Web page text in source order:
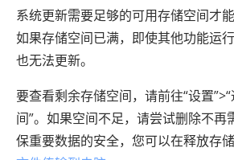
系统更新需要足够的可用存储空间才
如果存储空间已满，即使其他功能运
也无法更新。
要查看剩余存储空间，请前往“设置
间”。如果空间不足，请尝试删除不再
保重要数据的安全，您可以在释放存储